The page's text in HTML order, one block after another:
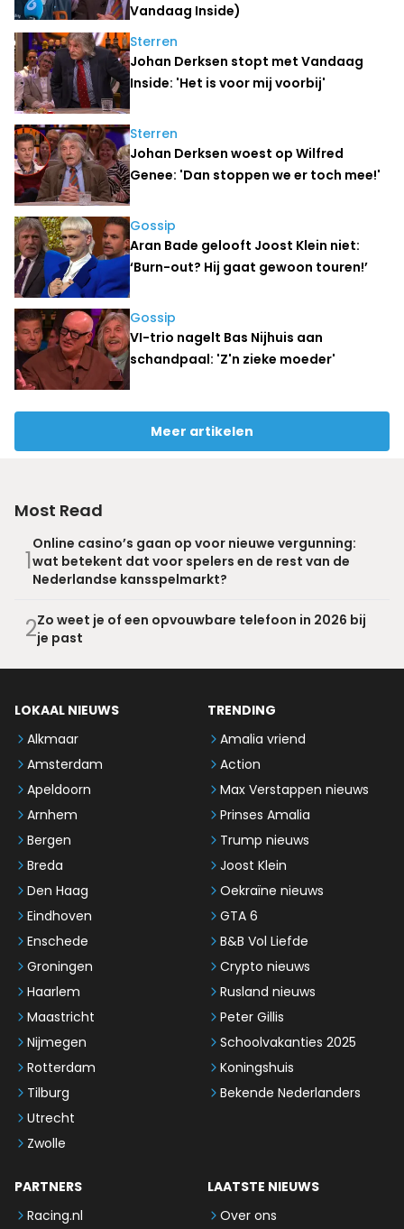
Vandaag Inside)
Sterren
Johan Derksen stopt met Vandaag
Inside: 'Het is voor mij voorbij'
Sterren
Johan Derksen woest op Wilfred
Genee: 'Dan stoppen we er toch mee!'
Gossip
Aran Bade gelooft Joost Klein niet:
‘Burn-out? Hij gaat gewoon touren!’
Gossip
VI-trio nagelt Bas Nijhuis aan
schandpaal: 'Z'n zieke moeder'
Meer artikelen
Most Read
1
Online casino’s gaan op voor nieuwe vergunning:
wat betekent dat voor spelers en de rest van de
Nederlandse kansspelmarkt?
2Zo weet je of een opvouwbare telefoon in 2026 bij
je past
LOKAAL NIEUWS
Alkmaar
Amsterdam
Apeldoorn
Arnhem
Bergen
Breda
Den Haag
Eindhoven
Enschede
Groningen
Haarlem
Maastricht
Nijmegen
Rotterdam
Tilburg
Utrecht
Zwolle
TRENDING
Amalia vriend
Action
Max Verstappen nieuws
Prinses Amalia
Trump nieuws
Joost Klein
Oekraïne nieuws
GTA 6
B&B Vol Liefde
Crypto nieuws
Rusland nieuws
Peter Gillis
Schoolvakanties 2025
Koningshuis
Bekende Nederlanders
PARTNERS
Racing.nl
LAATSTE NIEUWS
Over ons